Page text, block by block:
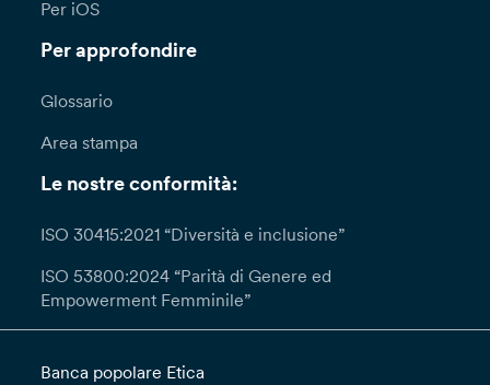
Per iOS
Per approfondire
Glossario
Area stampa
Le nostre conformità:
ISO 30415:2021 “Diversità e inclusione”
ISO 53800:2024 “Parità di Genere ed
Empowerment Femminile”
Banca popolare Etica